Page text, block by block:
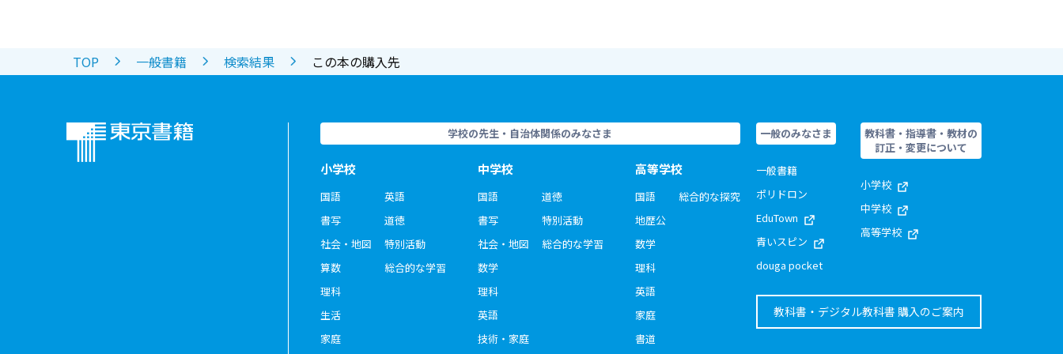
TOP 一般書籍 検索結果 この本の購入先
学校の先生・自治体関係のみなさま
小学校
国語
書写
社会・地図
算数
理科
生活
家庭
英語
道徳
特別活動
総合的な学習
中学校
国語
書写
社会・地図
数学
理科
英語
技術・家庭
道徳
特別活動
総合的な学習
高等学校
国語
地歴公
数学
理科
英語
家庭
書道
総合的な探究
一般のみなさま
一般書籍
ポリドロン
EduTown
青いスピン
douga pocket
教科書・指導書・教材の
訂正・変更について
小学校
中学校
高等学校
教科書・デジタル教科書 購入のご案内